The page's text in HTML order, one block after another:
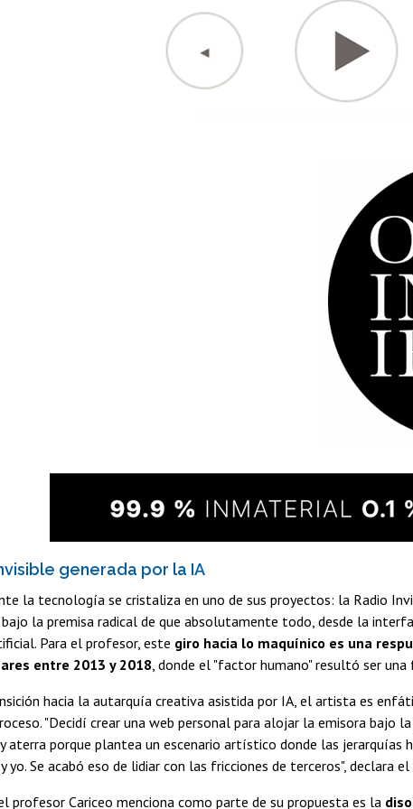
generada por la IA
la tecnología se cristaliza en uno de sus proyectos: la Radio
la premisa radical de que absolutamente todo, desde la
Para el profesor, este giro hacia lo maquínico es una
entre 2013 y 2018 , donde el "factor humano" resultó ser
hacia la autarquía creativa asistida por IA, el artista es
"Decidí crear una web personal para alojar la emisora bajo
aterra porque plantea un escenario artístico donde las jerarquías
yo. Se acabó eso de lidiar con las fricciones de terceros",
profesor Cariceo menciona como parte de su propuesta es la